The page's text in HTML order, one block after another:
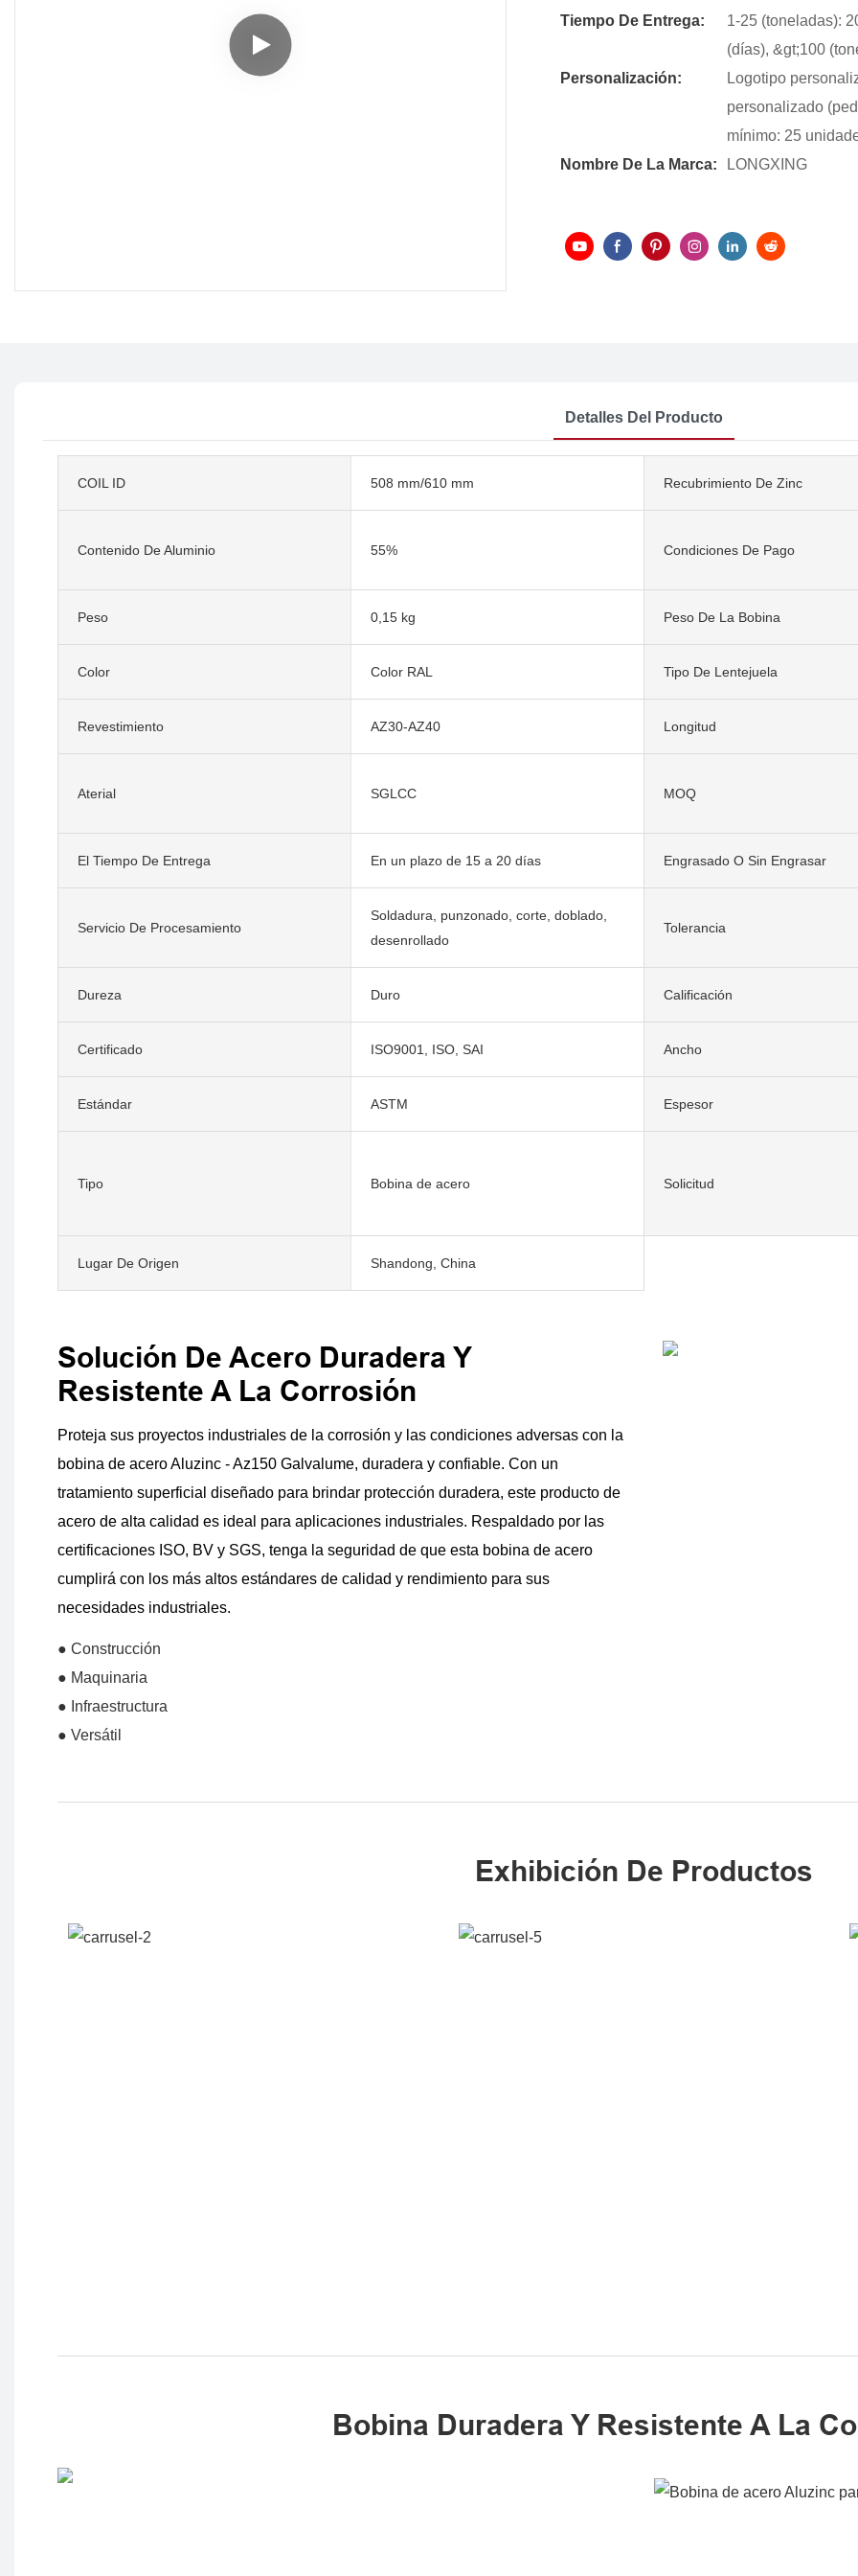
Tiempo De Entrega:
1-25 (toneladas):
(días), &gt;100
Personalización:
Logotipo
personalizado
mínimo: 25
Nombre De La Marca:
LONGXING
Detalles Del Producto
COIL ID 508 mm/610 mm Recubrimiento De Zinc
Contenido De Aluminio 55% Condiciones De Pago
Peso 0,15 kg Peso De La Bobina
Color Color RAL Tipo De Lentejuela
Revestimiento AZ30-AZ40 Longitud
Aterial SGLCC MOQ
El Tiempo De Entrega En un plazo de 15 a 20 días Engrasado O Sin Engrasar
Servicio De Procesamiento
Soldadura, punzonado, corte, doblado,
desenrollado
Tolerancia
Dureza Duro Calificación
Certificado ISO9001, ISO, SAI Ancho
Estándar ASTM Espesor
Tipo Bobina de acero Solicitud
Lugar De Origen Shandong, China
Solución De Acero Duradera Y
Resistente A La Corrosión
Proteja sus proyectos industriales de la corrosión y las condiciones adversas con la
bobina de acero Aluzinc - Az150 Galvalume, duradera y confiable. Con un
tratamiento superficial diseñado para brindar protección duradera, este producto de
acero de alta calidad es ideal para aplicaciones industriales. Respaldado por las
certificaciones ISO, BV y SGS, tenga la seguridad de que esta bobina de acero
cumplirá con los más altos estándares de calidad y rendimiento para sus
necesidades industriales.
● Construcción
● Maquinaria
● Infraestructura
● Versátil
Exhibición De Productos
Bobina Duradera Y Resistente A La